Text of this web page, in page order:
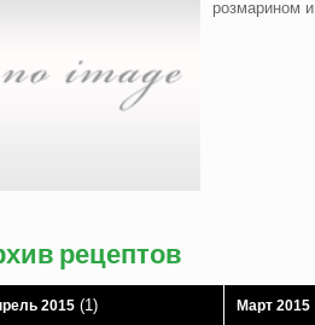
розмарином
рецептов
2015 (1) Март 2015